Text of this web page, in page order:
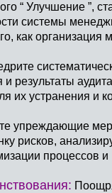
“ Улучшение ”,
системы
как организация
и результаты
их устранения и
упреждающие
рисков,
процессов